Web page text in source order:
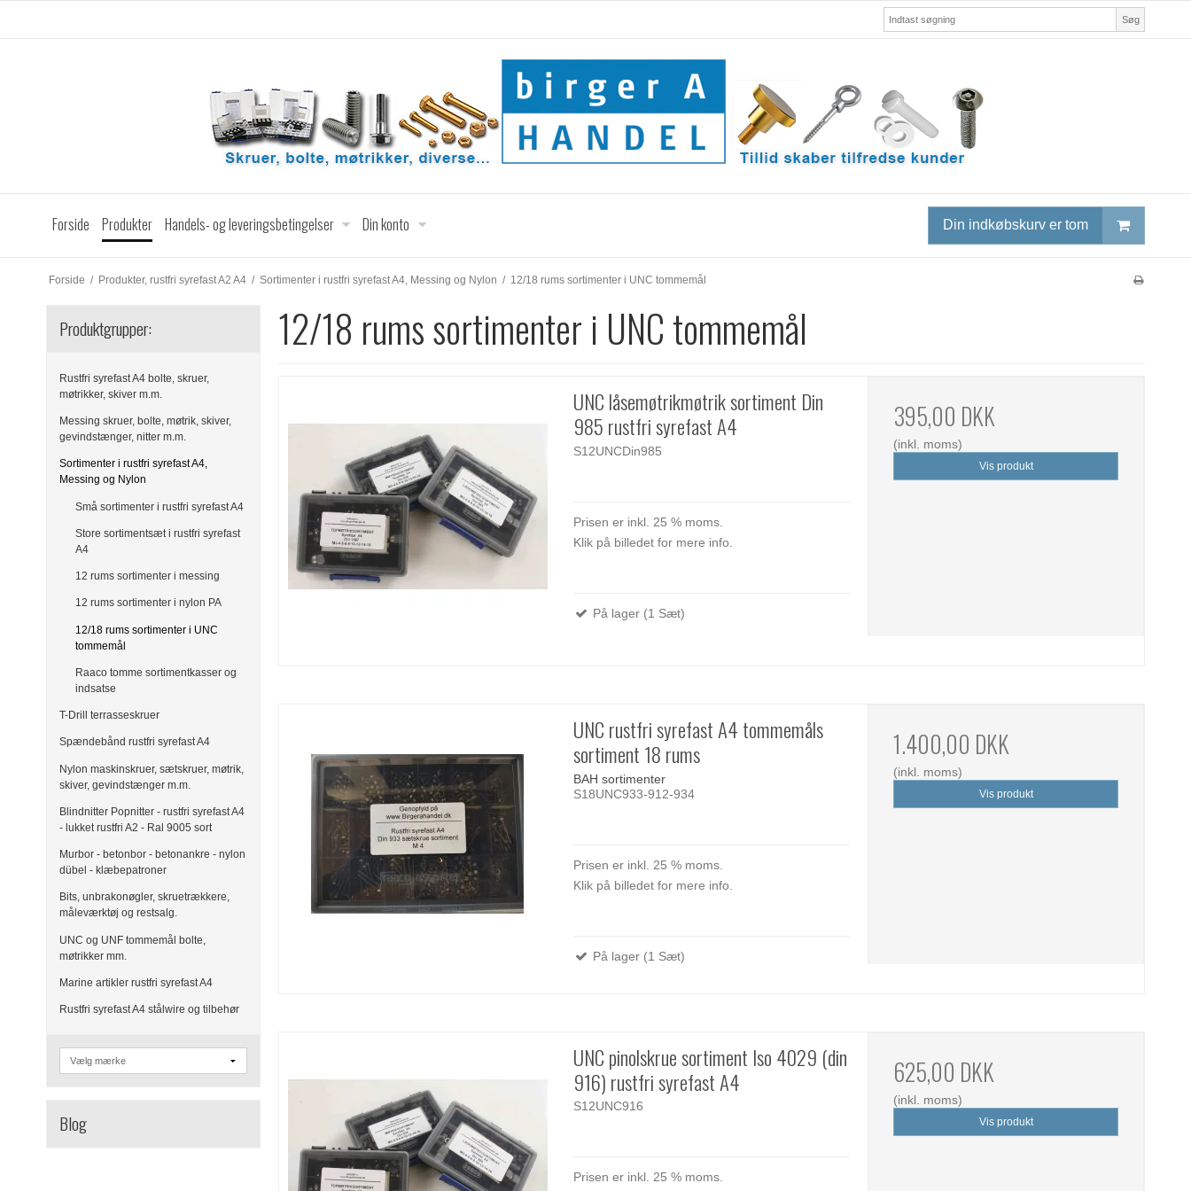
Søg
Forside Produkter Handels- og leveringsbetingelser Din konto Din indkøbskurv er tom
Forside / Produkter, rustfri syrefast A2 A4 / Sortimenter i rustfri syrefast A4, Messing og Nylon / 12/18 rums sortimenter i UNC tommemål
Produktgrupper:
Rustfri syrefast A4 bolte, skruer,
møtrikker, skiver m.m.
Messing skruer, bolte, møtrik, skiver,
gevindstænger, nitter m.m.
Sortimenter i rustfri syrefast A4,
Messing og Nylon
Små sortimenter i rustfri syrefast A4
Store sortimentsæt i rustfri syrefast
A4
12 rums sortimenter i messing
12 rums sortimenter i nylon PA
12/18 rums sortimenter i UNC
tommemål
Raaco tomme sortimentkasser og
indsatse
T-Drill terrasseskruer
Spændebånd rustfri syrefast A4
Nylon maskinskruer, sætskruer, møtrik,
skiver, gevindstænger m.m.
Blindnitter Popnitter - rustfri syrefast A4
- lukket rustfri A2 - Ral 9005 sort
Murbor - betonbor - betonankre - nylon
dübel - klæbepatroner
Bits, unbrakonøgler, skruetrækkere,
måleværktøj og restsalg.
UNC og UNF tommemål bolte,
møtrikker mm.
Marine artikler rustfri syrefast A4
Rustfri syrefast A4 stålwire og tilbehør
Blog
12/18 rums sortimenter i UNC tommemål
UNC låsemøtrikmøtrik sortiment Din
985 rustfri syrefast A4
S12UNCDin985
Prisen er inkl. 25 % moms.
Klik på billedet for mere info.
På lager (1 Sæt)
395,00 DKK
(inkl. moms)
Vis produkt
UNC rustfri syrefast A4 tommemåls
sortiment 18 rums
BAH sortimenter
S18UNC933-912-934
Prisen er inkl. 25 % moms.
Klik på billedet for mere info.
På lager (1 Sæt)
1.400,00 DKK
(inkl. moms)
Vis produkt
UNC pinolskrue sortiment Iso 4029 (din
916) rustfri syrefast A4
S12UNC916
Prisen er inkl. 25 % moms.
625,00 DKK
(inkl. moms)
Vis produkt